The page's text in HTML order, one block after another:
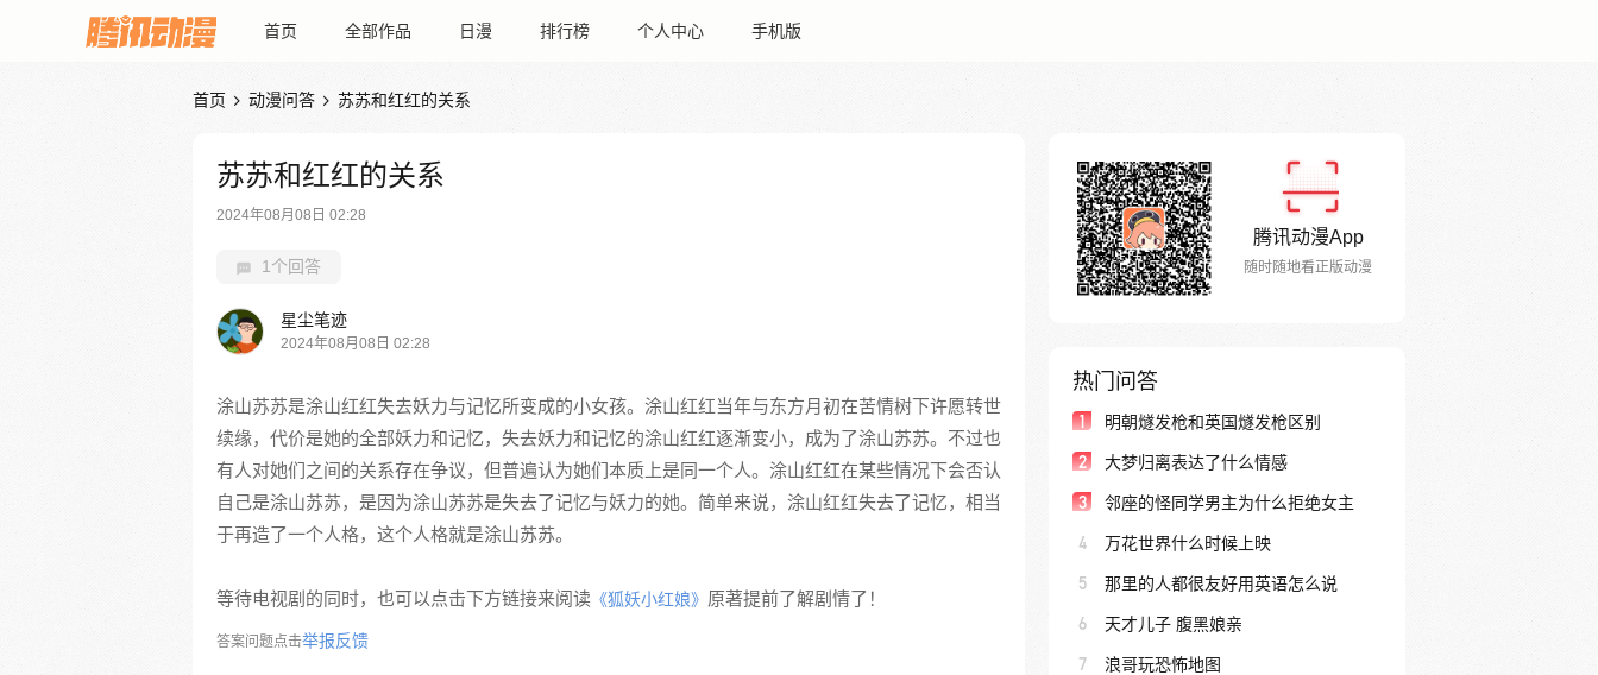
首页 全部作品 日漫 排行榜 个人中心 手机版
首页  动漫问答  苏苏和红红的关系
苏苏和红红的关系
2024年08月08日 02:28
1个回答
星尘笔迹
2024年08月08日 02:28
涂山苏苏是涂山红红失去妖力与记忆所变成的小女孩。涂山红红当年与东方月初在苦情树下许愿转世
续缘，代价是她的全部妖力和记忆，失去妖力和记忆的涂山红红逐渐变小，成为了涂山苏苏。不过也
有人对她们之间的关系存在争议，但普遍认为她们本质上是同一个人。涂山红红在某些情况下会否认
自己是涂山苏苏，是因为涂山苏苏是失去了记忆与妖力的她。简单来说，涂山红红失去了记忆，相当
于再造了一个人格，这个人格就是涂山苏苏。
等待电视剧的同时，也可以点击下方链接来阅读 《狐妖小红娘》 原著提前了解剧情了！
答案问题点击举报反馈
腾讯动漫App
随时随地看正版动漫
热门问答
1 明朝燧发枪和英国燧发枪区别
2 大梦归离表达了什么情感
3 邻座的怪同学男主为什么拒绝女主
4 万花世界什么时候上映
5 那里的人都很友好用英语怎么说
6 天才儿子 腹黑娘亲
7 浪哥玩恐怖地图